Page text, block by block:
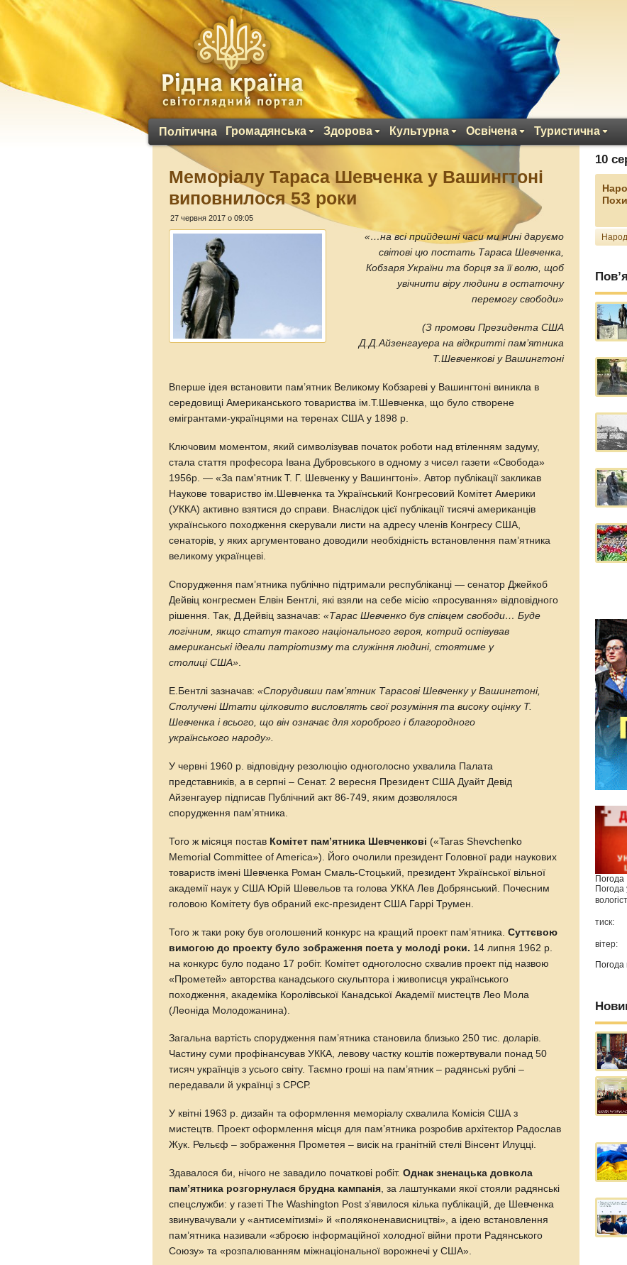
Політична Громадянська Здорова Культурна Освічена Туристична
Меморіалу Тараса Шевченка у Вашингтоні
виповнилося 53 роки
27 червня 2017 о 09:05
«…на всі прийдешні часи ми нині даруємо
світові цю постать Тараса Шевченка,
Кобзаря України та борця за її волю, щоб
увічнити віру людини в остаточну
перемогу свободи»
(З промови Президента США
Д.Д.Айзенгауера на відкритті пам’ятника
Т.Шевченкові у Вашингтоні
Вперше ідея встановити пам’ятник Великому Кобзареві у Вашингтоні виникла в
середовищі Американського товариства ім.Т.Шевченка, що було створене
емігрантами-українцями на теренах США у 1898 р.
Ключовим моментом, який символізував початок роботи над втіленням задуму,
стала стаття професора Івана Дубровського в одному з чисел газети «Свобода»
1956р. — «За пам'ятник Т. Г. Шевченку у Вашингтоні». Автор публікації закликав
Наукове товариство ім.Шевченка та Український Конгресовий Комітет Америки
(УККА) активно взятися до справи. Внаслідок цієї публікації тисячі американців
українського походження скерували листи на адресу членів Конгресу США,
сенаторів, у яких аргументовано доводили необхідність встановлення пам’ятника
великому українцеві.
Спорудження пам’ятника публічно підтримали республіканці — сенатор Джейкоб
Дейвіц конгресмен Елвін Бентлі, які взяли на себе місію «просування» відповідного
рішення. Так, Д.Дейвіц зазначав:«Тарас Шевченко був співцем свободи… Буде
логічним, якщо статуя такого національного героя, котрий оспівував
американські ідеали патріотизму та служіння людині, стоятиме у
столиці США»
Е.Бентлі зазначав:«Спорудивши пам’ятник Тарасові Шевченку у Вашингтоні,
Сполучені Штати цілковито висловлять свої розуміння та високу оцінку Т.
Шевченка і всього, що він означає для хороброго і благородного
українського народу».
У червні 1960 р. відповідну резолюцію одноголосно ухвалила Палата
представників, а в серпні – Сенат. 2 вересня Президент США Дуайт Девід
Айзенгауер підписав Публічний акт 86-749, яким дозволялося
спорудження пам’ятника.
Того ж місяця постав Комітет пам’ятника Шевченкові («Taras Shevchenko
Memorial Committee of America»). Його очолили президент Головної ради наукових
товариств імені Шевченка Роман Смаль-Стоцький, президент Української вільної
академії наук у США Юрій Шевельов та голова УККА Лев Добрянський. Почесним
головою Комітету був обраний екс-президент США Гаррі Трумен.
Того ж таки року був оголошений конкурс на кращий проект пам’ятника.Суттєвою
вимогою до проекту було зображення поета у молоді роки. 14 липня 1962 р.
на конкурс було подано 17 робіт. Комітет одноголосно схвалив проект під назвою
«Прометей» авторства канадського скульптора і живописця українського
походження, академіка Королівської Канадської Академії мистецтв Лео Мола
(Леоніда Молодожанина).
Загальна вартість спорудження пам’ятника становила близько 250 тис. доларів.
Частину суми профінансував УККА, левову частку коштів пожертвували понад 50
тисяч українців з усього світу. Таємно гроші на пам’ятник – радянські рублі –
передавали й українці з СРСР.
У квітні 1963 р. дизайн та оформлення меморіалу схвалила Комісія США з
мистецтв. Проект оформлення місця для пам’ятника розробив архітектор Радослав
Жук. Рельєф – зображення Прометея – висік на гранітній стелі Вінсент Илуцці.
Здавалося би, нічого не завадило початкові робіт.Однак зненацька довкола
пам’ятника розгорнулася брудна кампанія, за лаштунками якої стояли радянські
спецслужби: у газеті The Washington Post з’явилося кілька публікацій, де Шевченка
звинувачували у «антисемітизмі» й «поляконенависництві», а ідею встановлення
пам’ятника називали «зброєю інформаційної холодної війни проти Радянського
Союзу» та «розпалюванням міжнаціональної ворожнечі у США».
10
Погода
Погода
тиск:
вітер: